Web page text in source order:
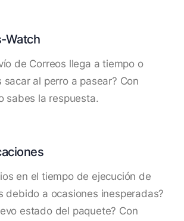
Watch
de Correos llega a tiempo o
sacar al perro a pasear? Con
sabes la respuesta.
en el tiempo de ejecución de
debido a ocasiones inesperadas?
estado del paquete? Con